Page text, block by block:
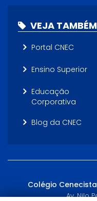
VEJA TAMBÉM
Portal CNEC
Ensino Superior
Educação
Corporativa
Blog da CNEC
Colégio
Av. Nilo